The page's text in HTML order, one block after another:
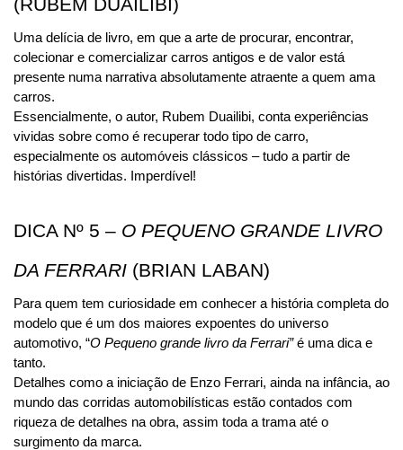
(RUBEM DUAILIBI)
Uma delícia de livro, em que a arte de procurar, encontrar,
colecionar e comercializar carros antigos e de valor está
presente numa narrativa absolutamente atraente a quem ama
carros.
Essencialmente, o autor, Rubem Duailibi, conta experiências
vividas sobre como é recuperar todo tipo de carro,
especialmente os automóveis clássicos – tudo a partir de
histórias divertidas. Imperdível!
DICA Nº 5 – O PEQUENO GRANDE LIVRO
DA FERRARI (BRIAN LABAN)
Para quem tem curiosidade em conhecer a história completa do
modelo que é um dos maiores expoentes do universo
automotivo, “O Pequeno grande livro da Ferrari” é uma dica e
tanto.
Detalhes como a iniciação de Enzo Ferrari, ainda na infância, ao
mundo das corridas automobilísticas estão contados com
riqueza de detalhes na obra, assim toda a trama até o
surgimento da marca.